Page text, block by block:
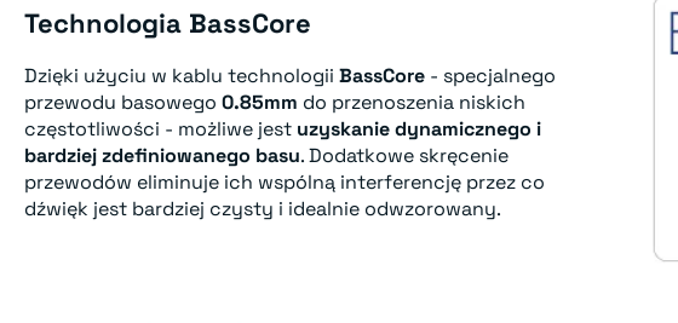
Technologia BassCore
Dzięki użyciu w kablu technologii BassCore - specjalnego
przewodu basowego 0.85mm do przenoszenia niskich
częstotliwości - możliwe jest uzyskanie dynamicznego i
bardziej zdefiniowanego basu. Dodatkowe skręcenie
przewodów eliminuje ich wspólną interferencję przez co
dźwięk jest bardziej czysty i idealnie odwzorowany.